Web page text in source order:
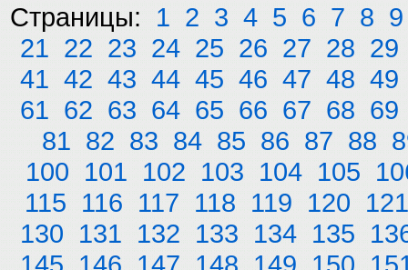
Страницы: 1 2 3 4 5 6 7 8 9
21 22 23 24 25 26 27 28 29
41 42 43 44 45 46 47 48 49
61 62 63 64 65 66 67 68 69
81 82 83 84 85 86 87 88
100 101 102 103 104 105
115 116 117 118 119 120 121
130 131 132 133 134 135
145 146 147 148 149 150